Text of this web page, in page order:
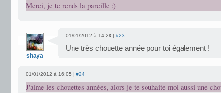
Merci, je te rends la pareille :)
shaya
01/01/2012 à 14:28 | #23
Une très chouette année pour toi également !
01/01/2012 à 16:05 | #24
J'aime les chouettes années, alors je te souhaite moi aussi une